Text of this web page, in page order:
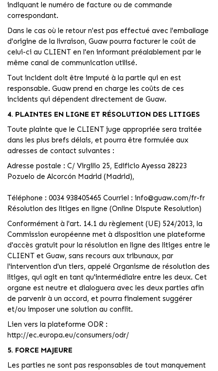
indiquant le numéro de facture ou de commande
correspondant.
Dans le cas où le retour n'est pas effectué avec l'emballage
d'origine de la livraison, Guaw pourra facturer le coût de
celui-ci au CLIENT en l'en informant préalablement par le
même canal de communication utilisé.
Tout incident doit être imputé à la partie qui en est
responsable. Guaw prend en charge les coûts de ces
incidents qui dépendent directement de Guaw.
4. PLAINTES EN LIGNE ET RÉSOLUTION DES LITIGES
Toute plainte que le CLIENT juge appropriée sera traitée
dans les plus brefs délais, et pourra être formulée aux
adresses de contact suivantes :
Adresse postale : C/ Virgilio 25, Edificio Ayessa 28223
Pozuelo de Alcorcón Madrid (Madrid),
Téléphone : 0034 938405465 Courriel : info@guaw.com/fr-fr
Résolution des litiges en ligne (Online Dispute Resolution)
Conformément à l'art. 14.1 du règlement (UE) 524/2013, la
Commission européenne met à disposition une plateforme
d'accès gratuit pour la résolution en ligne des litiges entre le
CLIENT et Guaw, sans recours aux tribunaux, par
l'intervention d'un tiers, appelé Organisme de résolution des
litiges, qui agit en tant qu'intermédiaire entre les deux. Cet
organe est neutre et dialoguera avec les deux parties afin
de parvenir à un accord, et pourra finalement suggérer
et/ou imposer une solution au conflit.
Lien vers la plateforme ODR :
http://ec.europa.eu/consumers/odr/
5. FORCE MAJEURE
Les parties ne sont pas responsables de tout manquement